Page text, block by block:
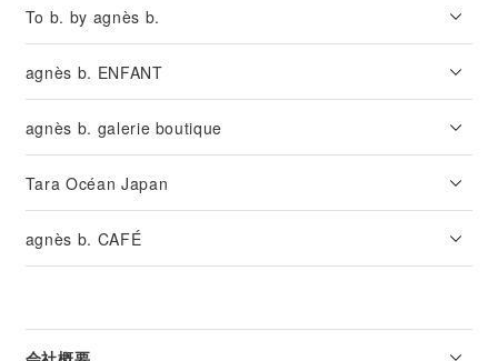
To b. by agnès b.
agnès b. ENFANT
agnès b. galerie boutique
Tara Océan Japan
agnès b. CAFÉ